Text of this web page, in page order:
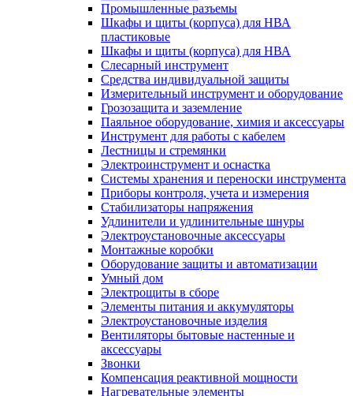
Промышленные разъемы
Шкафы и щиты (корпуса) для НВА
пластиковые
Шкафы и щиты (корпуса) для НВА
Слесарный инструмент
Средства индивидуальной защиты
Измерительный инструмент и оборудование
Грозозащита и заземление
Паяльное оборудование, химия и аксессуары
Инструмент для работы с кабелем
Лестницы и стремянки
Электроинструмент и оснастка
Системы хранения и переноски инструмента
Приборы контроля, учета и измерения
Стабилизаторы напряжения
Удлинители и удлинительные шнуры
Электроустановочные аксессуары
Монтажные коробки
Оборудование защиты и автоматизации
Умный дом
Электрощиты в сборе
Элементы питания и аккумуляторы
Электроустановочные изделия
Вентиляторы бытовые настенные и
аксессуары
Звонки
Компенсация реактивной мощности
Нагревательные элементы